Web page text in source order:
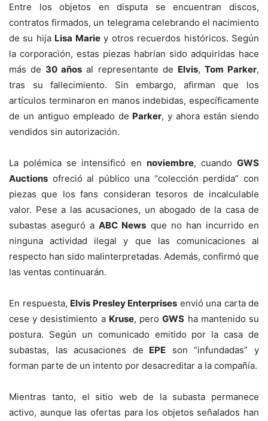
Entre los objetos en disputa se encuentran discos,
contratos firmados, un telegrama celebrando el nacimiento
de su hija Lisa Mariey otros recuerdos históricos. Según
la corporación, estas piezas habrían sido adquiridas hace
más de 30 años al representante de Elvis, Tom Parker,
tras su fallecimiento. Sin embargo, afirman que los
artículos terminaron en manos indebidas, específicamente
de un antiguo empleado de Parker, y ahora están siendo
vendidos sin autorización.
La polémica se intensificó en noviembre, cuandoGWS
Auctions ofreció al público una “colección perdida” con
piezas que los fans consideran tesoros de incalculable
valor. Pese a las acusaciones, un abogado de la casa de
subastas aseguró aABC News que no han incurrido en
ninguna actividad ilegal y que las comunicaciones al
respecto han sido malinterpretadas. Además, confirmó que
las ventas continuarán.
En respuesta, Elvis Presley Enterprises envió una carta de
cese y desistimiento a Kruse, peroGWS ha mantenido su
postura. Según un comunicado emitido por la casa de
subastas, las acusaciones de EPE son “infundadas” y
forman parte de un intento por desacreditar a la compañía.
Mientras tanto, el sitio web de la subasta permanece
activo, aunque las ofertas para los objetos señalados han